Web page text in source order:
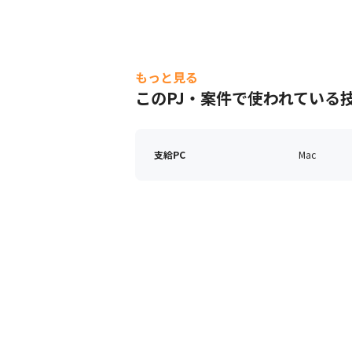
もっと見る
このPJ・案件で使われている
支給PC Mac